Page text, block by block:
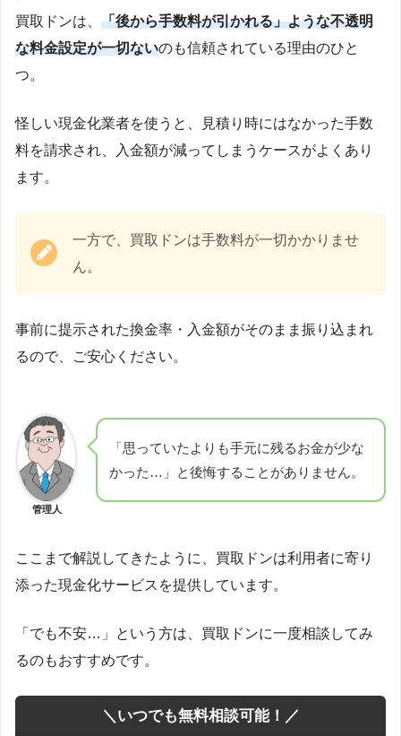
買取ドンは、 「後から手数料が引かれる」ような不透明
な料金設定が一切ないのも信頼されている理由のひと
つ。
怪しい現金化業者を使うと、見積り時にはなかった手数
料を請求され、入金額が減ってしまうケースがよくあり
ます。
一方で、買取ドンは手数料が一切かかりませ
ん。
事前に提示された換金率・入金額がそのまま振り込まれ
るので、ご安心ください。
管理人
「思っていたよりも手元に残るお金が少な
かった…」と後悔することがありません。
ここまで解説してきたように、買取ドンは利用者に寄り
添った現金化サービスを提供しています。
「でも不安…」という方は、買取ドンに一度相談してみ
るのもおすすめです。
＼いつでも無料相談可能！／